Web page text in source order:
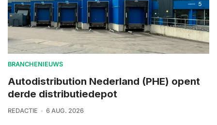
BRANCHENIEUWS
Autodistribution Nederland (PHE) opent
derde distributiedepot
REDACTIE 6 AUG. 2026